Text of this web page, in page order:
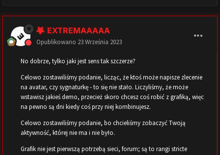
EXTREMAAAAA
Opublikowano 23 Września 2023
No dobrze, tylko jaki jest sens tak szczerze?
Celowo zostawiliśmy podanie, licząc, że ktoś może napisze zlecenie
na avatar, czy sygnaturkę - to się nie stało. Liczyliśmy, że może
wstawisz jakieś demo, przecież skoro chcesz coś robić z grafiką, więc
na pewno są dni kiedy coś przy niej kombinujesz.
Celowo zostawiliśmy podanie, bo chcieliśmy zobaczyć Twoją
aktywność, której nie ma i nie było.
Grafik nie jest pierwszą potrzebą sieci, forum; są to rangi stricte